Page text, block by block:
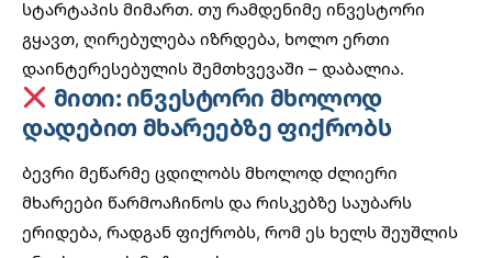
სტარტაპის მიმართ. თუ რამდენიმე ინვესტორი
გყავთ, ღირებულება იზრდება, ხოლო ერთი
დაინტერესებულის შემთხვევაში – დაბალია.
მითი: ინვესტორი მხოლოდ
დადებით მხარეებზე ფიქრობს
ბევრი მეწარმე ცდილობს მხოლოდ ძლიერი
მხარეები წარმოაჩინოს და რისკებზე საუბარს
ერიდება, რადგან ფიქრობს, რომ ეს ხელს შეუშლის